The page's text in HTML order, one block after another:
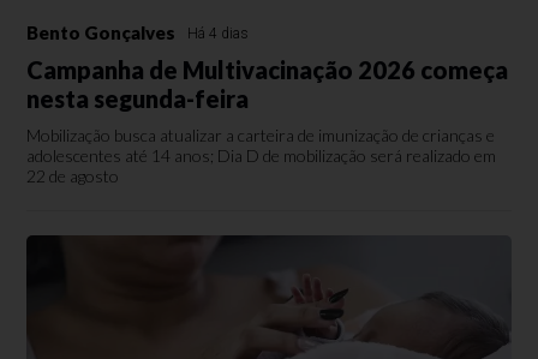
Bento Gonçalves Há 4 dias
Campanha de Multivacinação 2026 começa
nesta segunda-feira
Mobilização busca atualizar a carteira de imunização de crianças e
adolescentes até 14 anos; Dia D de mobilização será realizado em
22 de agosto